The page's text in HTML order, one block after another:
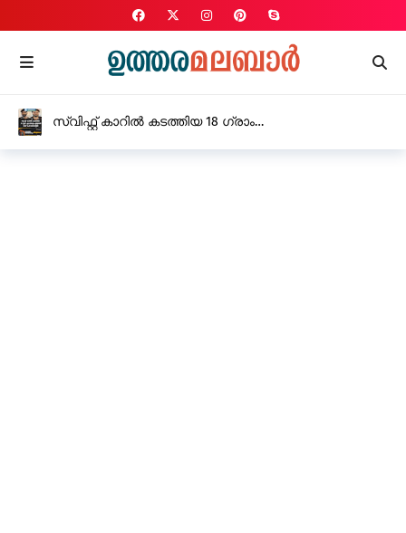
സ്വിഫ്റ്റ് കാറിൽ കടത്തിയ 18 ഗ്രാം